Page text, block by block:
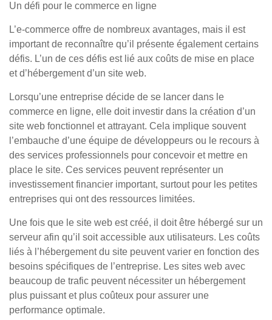
Un défi pour le commerce en ligne
L’e-commerce offre de nombreux avantages, mais il est
important de reconnaître qu’il présente également certains
défis. L’un de ces défis est lié aux coûts de mise en place
et d’hébergement d’un site web.
Lorsqu’une entreprise décide de se lancer dans le
commerce en ligne, elle doit investir dans la création d’un
site web fonctionnel et attrayant. Cela implique souvent
l’embauche d’une équipe de développeurs ou le recours à
des services professionnels pour concevoir et mettre en
place le site. Ces services peuvent représenter un
investissement financier important, surtout pour les petites
entreprises qui ont des ressources limitées.
Une fois que le site web est créé, il doit être hébergé sur un
serveur afin qu’il soit accessible aux utilisateurs. Les coûts
liés à l’hébergement du site peuvent varier en fonction des
besoins spécifiques de l’entreprise. Les sites web avec
beaucoup de trafic peuvent nécessiter un hébergement
plus puissant et plus coûteux pour assurer une
performance optimale.